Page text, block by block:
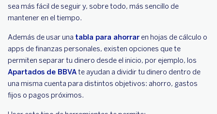
sea más fácil de seguir y, sobre todo, más sencillo de
mantener en el tiempo.
Además de usar una tabla para ahorrar en hojas de cálculo o
apps de finanzas personales, existen opciones que te
permiten separar tu dinero desde el inicio, por ejemplo, los
Apartados de BBVAte ayudan a dividir tu dinero dentro de
una misma cuenta para distintos objetivos: ahorro, gastos
fijos o pagos próximos.